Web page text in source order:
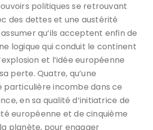
politiques se retrouvant
des dettes et une austérité
qu’ils acceptent enfin de
logique qui conduit le continent
et l’idée européenne
perte. Quatre, qu’une
particulière incombe dans ce
en sa qualité d’initiatrice de
européenne et de cinquième
planète, pour engager